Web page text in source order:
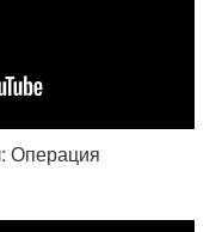
Операция